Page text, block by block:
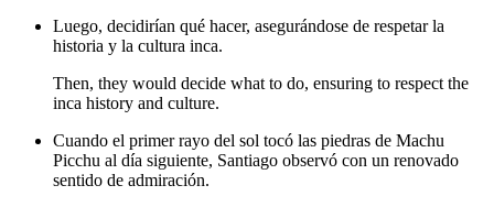
Luego, decidirían qué hacer, asegurándose de respetar la
historia y la cultura inca.
Then, they would decide what to do, ensuring to respect the
inca history and culture.
Cuando el primer rayo del sol tocó las piedras de Machu
Picchu al día siguiente, Santiago observó con un renovado
sentido de admiración.